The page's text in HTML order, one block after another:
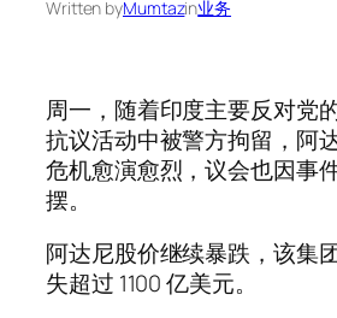
Written byMumtazin业务
周一，随着印度主要反对党
抗议活动中被警方拘留，阿
危机愈演愈烈，议会也因事
摆。
阿达尼股价继续暴跌，该集
失超过 1100 亿美元。